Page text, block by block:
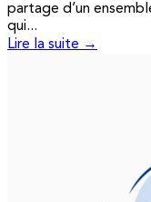
partage d’un
qui...
Lire la suite →